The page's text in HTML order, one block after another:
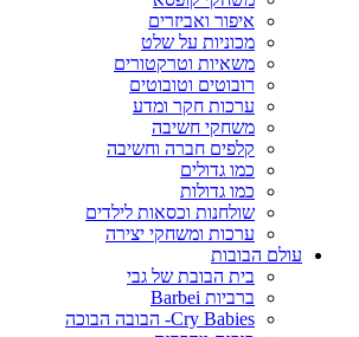
איפור ואביזרים
מכוניות על שלט
משאיות וטרקטורים
רובוטים וטובוטים
ערכות חקר ומדע
משחקי חשיבה
קלפים חברה וחשיבה
כמו גדולים
כמו גדולות
שולחנות וכסאות לילדים
ערכות ומשחקי יצירה
עולם הבובות
בית הבובת של גבי
ברביות Barbei
Cry Babies- הבובה הבוכה